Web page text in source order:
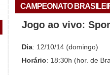
CAMPEONATO
Jogo ao vivo:
Dia: 12/10/14 (domingo)
Horário: 18:30h (hor. de